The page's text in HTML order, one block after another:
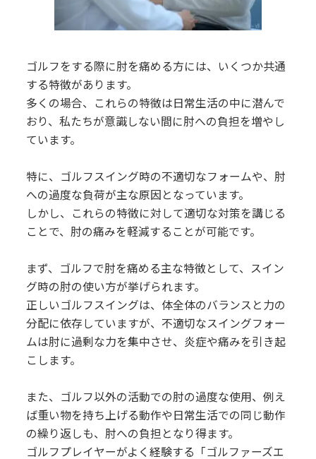
ゴルフをする際に肘を痛める方には、いくつか共通
する特徴があります。
多くの場合、これらの特徴は日常生活の中に潜んで
おり、私たちが意識しない間に肘への負担を増やし
ています。
特に、ゴルフスイング時の不適切なフォームや、肘
への過度な負荷が主な原因となっています。
しかし、これらの特徴に対して適切な対策を講じる
ことで、肘の痛みを軽減することが可能です。
まず、ゴルフで肘を痛める主な特徴として、スイン
グ時の肘の使い方が挙げられます。
正しいゴルフスイングは、体全体のバランスと力の
分配に依存していますが、不適切なスイングフォー
ムは肘に過剰な力を集中させ、炎症や痛みを引き起
こします。
また、ゴルフ以外の活動での肘の過度な使用、例え
ば重い物を持ち上げる動作や日常生活での同じ動作
の繰り返しも、肘への負担となり得ます。
ゴルフプレイヤーがよく経験する「ゴルファーズエ